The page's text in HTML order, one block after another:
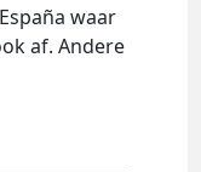
waar
af. Andere